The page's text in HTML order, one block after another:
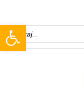
Open toolbar
Search
for: